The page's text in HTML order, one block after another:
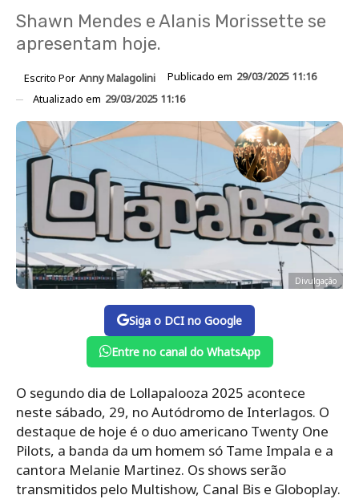
Shawn Mendes e Alanis Morissette se
apresentam hoje.
Escrito Por Anny Malagolini Publicado em 29/03/2025 11:16
Atualizado em 29/03/2025 11:16
Divulgação
Siga o DCI no Google
Entre no canal do WhatsApp
O segundo dia de Lollapalooza 2025 acontece
neste sábado, 29, no Autódromo de Interlagos. O
destaque de hoje é o duo americano Twenty One
Pilots, a banda da um homem só Tame Impala e a
cantora Melanie Martinez. Os shows serão
transmitidos pelo Multishow, Canal Bis e Globoplay.